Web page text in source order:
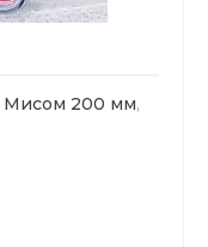
Мисом 200 мм,